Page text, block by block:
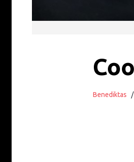
Benediktas /